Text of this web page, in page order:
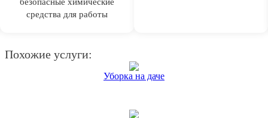
средства для работы
Похожие услуги:
Уборка на даче